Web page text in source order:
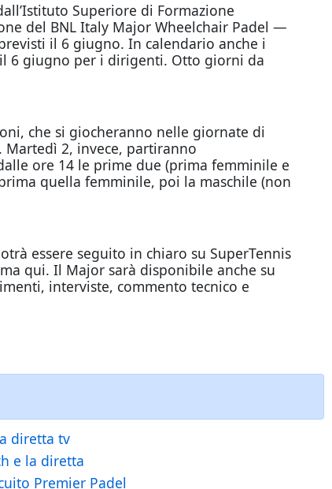
Superiore di Formazione
del BNL Italy Major Wheelchair Padel —
il 6 giugno. In calendario anche i
6 giugno per i dirigenti. Otto giorni da
che si giocheranno nelle giornate di
Martedì 2, invece, partiranno
ore 14 le prime due (prima femminile e
quella femminile, poi la maschile (non
essere seguito in chiaro su SuperTennis
qui. Il Major sarà disponibile anche su
interviste, commento tecnico e
diretta tv
e la diretta
Premier Padel